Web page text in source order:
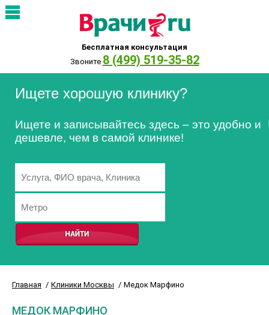
Бесплатная консультация
Звоните 8 (499) 519-35-82
Ищете хорошую клинику?
Ищете и записывайтесь здесь – это удобно и
дешевле, чем в самой клинике!
Главная Клиники Москвы Медок Марфино
МЕДОК МАРФИНО